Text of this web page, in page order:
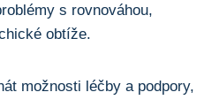
s rovnováhou,
obtíže.
možnosti léčby a ‌podpory,